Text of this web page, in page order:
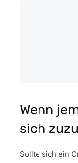
Wenn
sich
Sollte sich ein